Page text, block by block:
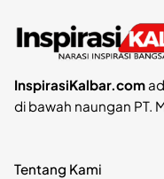
InspirasiKalbar.com
di bawah naungan PT.
Tentang Kami